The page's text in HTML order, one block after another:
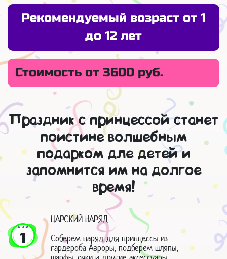
Рекомендуемый возраст от 1
до 12 лет
Стоимость от 3600 руб.
Праздник с принцессой станет
поистине волшебным
подарком дле детей и
запомнится им на долгое
время!
1
ЦАРСКИЙ НАРЯД
Соберем наряд для принцессы из
гардероба Авроры, подберем шляпы,